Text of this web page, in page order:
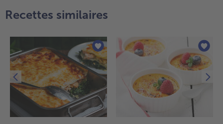
servir
Recettes similaires